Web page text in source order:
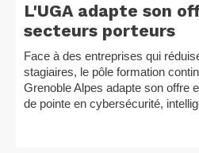
L'UGA adapte son
secteurs porteurs
Face à des entreprises qui
stagiaires, le pôle formation
Grenoble Alpes adapte son offre
de pointe en cybersécurité,